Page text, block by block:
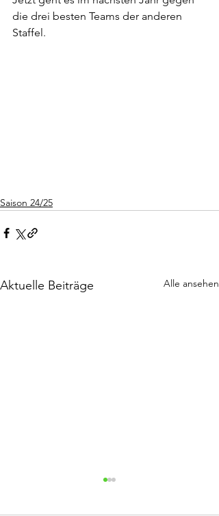
die drei besten Teams der anderen
Staffel.
Saison 24/25
Aktuelle Beiträge Alle ansehen